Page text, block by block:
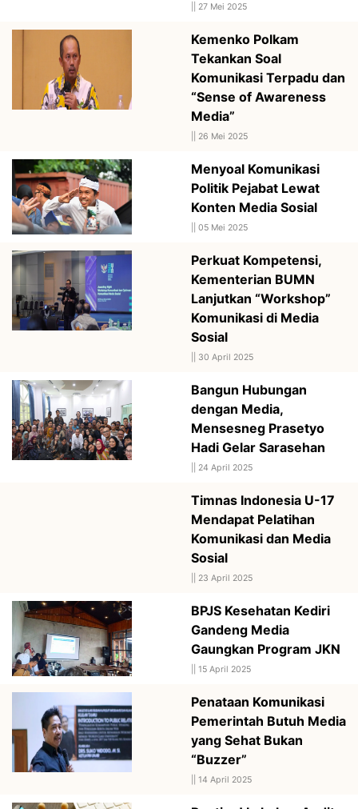
27 Mei 2025
Kemenko Polkam
Tekankan Soal
Komunikasi Terpadu dan
“Sense of Awareness
Media”
26 Mei 2025
Menyoal Komunikasi
Politik Pejabat Lewat
Konten Media Sosial
05 Mei 2025
Perkuat Kompetensi,
Kementerian BUMN
Lanjutkan “Workshop”
Komunikasi di Media
Sosial
30 April 2025
Bangun Hubungan
dengan Media,
Mensesneg Prasetyo
Hadi Gelar Sarasehan
24 April 2025
Timnas Indonesia U-17
Mendapat Pelatihan
Komunikasi dan Media
Sosial
23 April 2025
BPJS Kesehatan Kediri
Gandeng Media
Gaungkan Program JKN
15 April 2025
Penataan Komunikasi
Pemerintah Butuh Media
yang Sehat Bukan
“Buzzer”
14 April 2025